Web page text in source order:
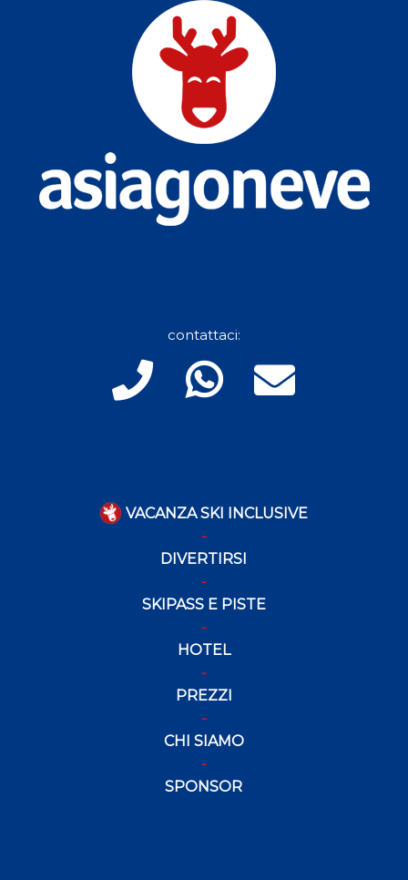
contattaci:
VACANZA SKI INCLUSIVE
DIVERTIRSI
SKIPASS E PISTE
HOTEL
PREZZI
CHI SIAMO
SPONSOR